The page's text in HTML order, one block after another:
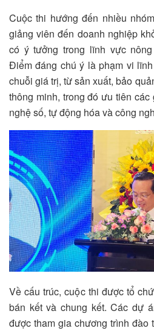
Cuộc thi hướng đến nhiều
giảng viên đến doanh nghiệp
có ý tưởng trong lĩnh vực
Điểm đáng chú ý là phạm vi
chuỗi giá trị, từ sản xuất, bảo
thông minh, trong đó ưu tiên
nghệ số, tự động hóa và công
Về cấu trúc, cuộc thi được tổ
bán kết và chung kết. Các dự
được tham gia chương trình đào